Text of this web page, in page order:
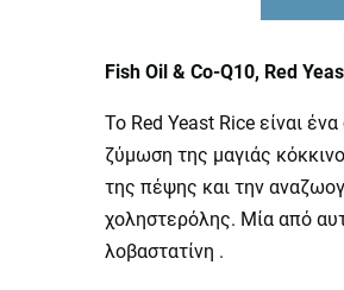
Fish Oil & Co-Q10, Red
Το Red Yeast Rice είναι
ζύμωση της μαγιάς
της πέψης και την
χοληστερόλης. Μία από
λοβαστατίνη .